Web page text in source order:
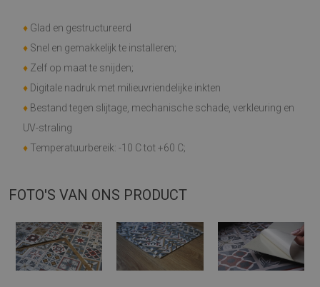
♦ Glad en gestructureerd
♦ Snel en gemakkelijk te installeren;
♦ Zelf op maat te snijden;
♦ Digitale nadruk met milieuvriendelijke inkten
♦ Bestand tegen slijtage, mechanische schade, verkleuring en
UV-straling
♦ Temperatuurbereik: -10 C tot +60 C;
FOTO'S VAN ONS PRODUCT